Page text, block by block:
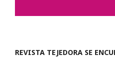
REVISTA TEJEDORA SE